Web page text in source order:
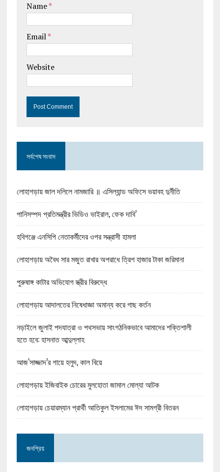
Name*
Email*
Website
সর্বশেষ সংবাদ
লোহাগড়ায় জাল দলিলে নামজারি ॥ এসিল্যান্ড অফিসে ভয়াবহ দুর্নীতি
পানিসম্পদ প্রতিমন্ত্রীর ভিডিও ভাইরাল, ফেক দাবি’
হবিগঞ্জে এনসিপি নেতাকর্মীদের ওপর সন্ত্রাসী হামলা
লোহাগড়ায় অবৈধ সার মজুত রাখার অপরাধে ত্রিশ হাজার টাকা জরিমানা
পুরুষাঙ্গ কাটার অভিযোগ স্ত্রীর বিরুদ্ধে
লোহাগড়ায় আদালতের নিষেধাজ্ঞা অমান্য করে গাছ কর্তন
নড়াইলে জুলাই পদযাত্রা ও পথসভায় সাংগঠনিকভাবে আমাদের শক্তিশালী
হতে হবে: হাসনাত আব্দুল্লাহ
আজ‘সাজ্জাদ’র গায়ে হলুদ, কাল বিয়ে
লোহাগড়ায় ইজিবাইক চোরের মুলহোতা জামাল মোল্যা আটক
লোহাগড়ায় চেয়ারম্যান প্রার্থী আতিকুল ইসলামের ঈদ সামগ্রী বিতরন
জনপ্রিয়